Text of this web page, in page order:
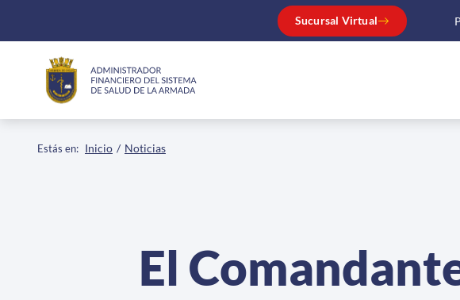
Sucursal Virtual
Estás en: Inicio Noticias
El